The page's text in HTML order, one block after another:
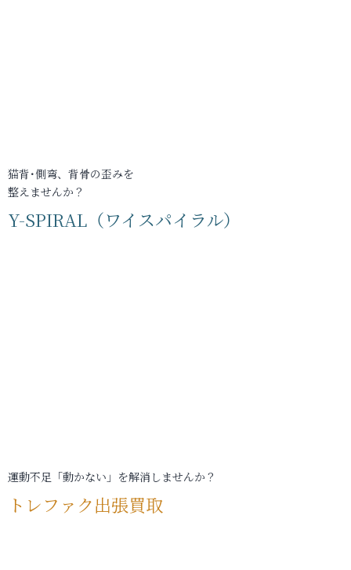
猫背･側弯、背骨の歪みを
整えませんか？
Y-SPIRAL（ワイスパイラル）
運動不足「動かない」を解消しませんか？
トレファク出張買取